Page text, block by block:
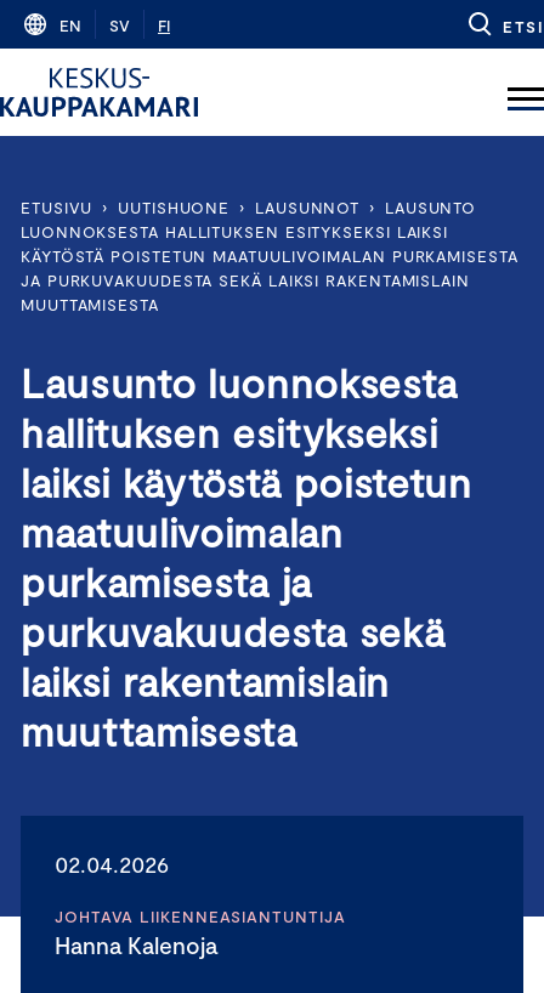
Skip
content
EN SV FI ETSI
ETUSIVU › UUTISHUONE › LAUSUNNOT ›
LAUSUNTO
LUONNOKSESTA HALLITUKSEN ESITYKSEKSI LAIKSI
KÄYTÖSTÄ POISTETUN MAATUULIVOIMALAN PURKAMISESTA
JA PURKUVAKUUDESTA SEKÄ LAIKSI RAKENTAMISLAIN
MUUTTAMISESTA
Lausunto luonnoksesta
hallituksen esitykseksi
laiksi käytöstä poistetun
maatuulivoimalan
purkamisesta ja
purkuvakuudesta sekä
laiksi rakentamislain
muuttamisesta
02.04.2026
JOHTAVA LIIKENNEASIANTUNTIJA
Hanna Kalenoja